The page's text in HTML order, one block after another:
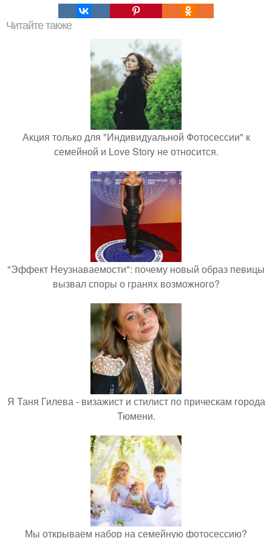
Читайте также
Акция только для "Индивидуальной Фотосессии" к
семейной и Love Story не относится.
"Эффект Неузнаваемости": почему новый образ певицы
вызвал споры о гранях возможного?
Я Таня Гилева - визажист и стилист по прическам города
Тюмени.
Мы открываем набор на семейную фотосессию?